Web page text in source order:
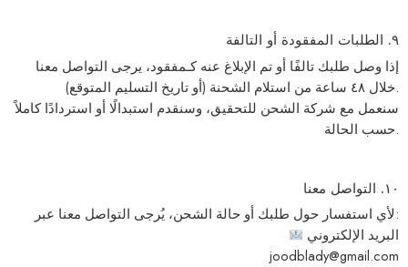
٩. الطلبات المفقودة أو التالفة
إذا وصل طلبك تالفًا أو تم الإبلاغ عنه كـمفقود، يرجى التواصل معنا
خلال ٤٨ ساعةمن استلام الشحنة (أو تاريخ التسليم المتوقع).
سنعمل مع شركة الشحن للتحقيق، وسنقدم استبدالًا أو استردادًا كاملاً
حسب الحالة.
١٠. التواصل معنا
لأي استفسار حول طلبك أو حالة الشحن، يُرجى التواصل معنا عبر:
البريد الإلكتروني
joodblady@gmail.com